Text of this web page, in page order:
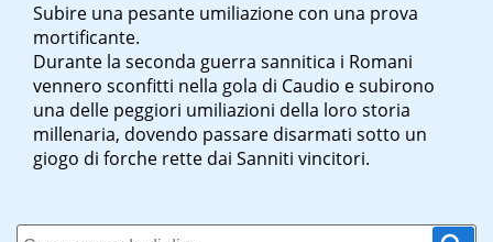
Subire una pesante umiliazione con una prova
mortificante.
Durante la seconda guerra sannitica i Romani
vennero sconfitti nella gola di Caudio e subirono
una delle peggiori umiliazioni della loro storia
millenaria, dovendo passare disarmati sotto un
giogo di forche rette dai Sanniti vincitori.